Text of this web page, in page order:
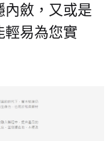
內斂，又或是
輕易為您實